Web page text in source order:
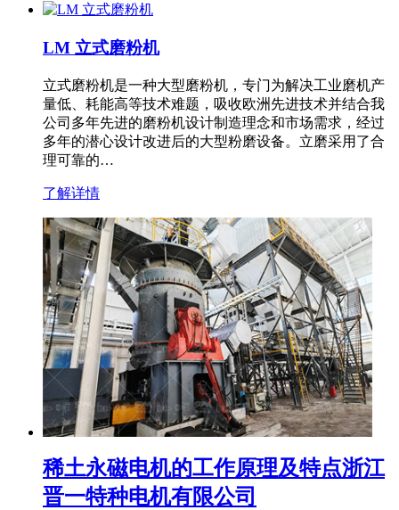
LM 立式磨粉机
立式磨粉机是一种大型磨粉机，专门为解决工业磨机产
量低、耗能高等技术难题，吸收欧洲先进技术并结合我
公司多年先进的磨粉机设计制造理念和市场需求，经过
多年的潜心设计改进后的大型粉磨设备。立磨采用了合
理可靠的…
了解详情
稀土永磁电机的工作原理及特点浙江
晋一特种电机有限公司